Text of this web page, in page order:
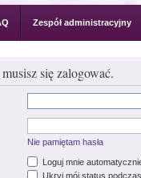
Zespół administracyjny
się zalogować.
Nie pamiętam hasła
Loguj mnie
Ukryj mój status